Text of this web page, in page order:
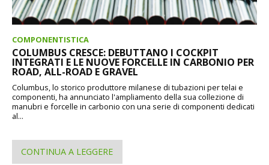
COMPONENTISTICA
COLUMBUS CRESCE: DEBUTTANO I COCKPIT
INTEGRATI E LE NUOVE FORCELLE IN CARBONIO PER
ROAD, ALL-ROAD E GRAVEL
Columbus, lo storico produttore milanese di tubazioni per telai e
componenti, ha annunciato l'ampliamento della sua collezione di
manubri e forcelle in carbonio con una serie di componenti dedicati
al...
CONTINUA A LEGGERE